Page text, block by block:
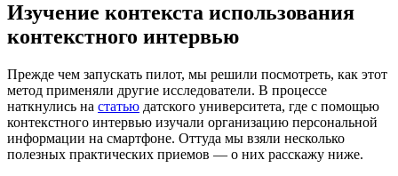
Изучение контекста использования
контекстного интервью
Прежде чем запускать пилот, мы решили посмотреть, как этот
метод применяли другие исследователи. В процессе
наткнулись на статью датского университета, где с помощью
контекстного интервью изучали организацию персональной
информации на смартфоне. Оттуда мы взяли несколько
полезных практических приемов — о них расскажу ниже.